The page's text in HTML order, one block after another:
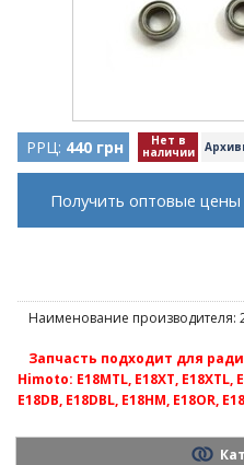
РРЦ: 440 грн Нет в
наличии
Получить оптовые цены
Наименование производителя:
Запчасть подходит для
Himoto: E18MTL, E18XT, E18XTL,
E18DB, E18DBL, E18HM, E18OR,